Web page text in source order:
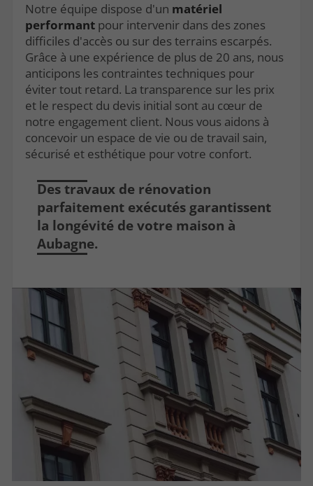
Notre équipe dispose d'un matériel
performant pour intervenir dans des zones
difficiles d'accès ou sur des terrains escarpés.
Grâce à une expérience de plus de 20 ans, nous
anticipons les contraintes techniques pour
éviter tout retard. La transparence sur les prix
et le respect du devis initial sont au cœur de
notre engagement client. Nous vous aidons à
concevoir un espace de vie ou de travail sain,
sécurisé et esthétique pour votre confort.
Des travaux de rénovation
parfaitement exécutés garantissent
la longévité de votre maison à
Aubagne.